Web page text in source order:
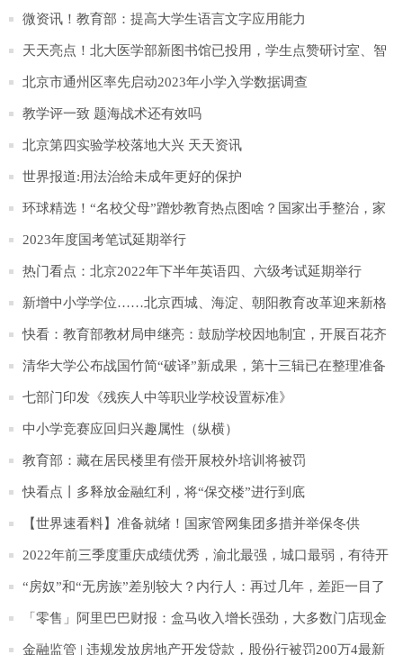
微资讯！教育部：提高大学生语言文字应用能力
天天亮点！北大医学部新图书馆已投用，学生点赞研讨室、智
能书库等设计
北京市通州区率先启动2023年小学入学数据调查
教学评一致 题海战术还有效吗
北京第四实验学校落地大兴 天天资讯
世界报道:用法治给未成年更好的保护
环球精选！“名校父母”蹭炒教育热点图啥？国家出手整治，家
长可别上套
2023年度国考笔试延期举行
热门看点：北京2022年下半年英语四、六级考试延期举行
新增中小学学位……北京西城、海淀、朝阳教育改革迎来新格
局 每日时讯
快看：教育部教材局申继亮：鼓励学校因地制宜，开展百花齐
放的教学改革
清华大学公布战国竹简“破译”新成果，第十三辑已在整理准备
中|世界聚看点
七部门印发《残疾人中等职业学校设置标准》
中小学竞赛应回归兴趣属性（纵横）
教育部：藏在居民楼里有偿开展校外培训将被罚
快看点丨多释放金融红利，将“保交楼”进行到底
【世界速看料】准备就绪！国家管网集团多措并举保冬供
2022年前三季度重庆成绩优秀，渝北最强，城口最弱，有待开
发潜力
“房奴”和“无房族”差别较大？内行人：再过几年，差距一目了
然2今日报
「零售」阿里巴巴财报：盒马收入增长强劲，大多数门店现金
流为正
金融监管 | 违规发放房地产开发贷款，股份行被罚200万4最新